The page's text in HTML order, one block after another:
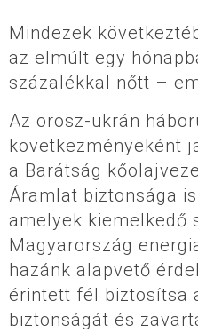
Mindezek
az elmúlt egy
százalékkal nőtt –
Az orosz-ukrán
következményeként
a Barátság
Áramlat biztonsága
amelyek kiemelkedő
Magyarország
hazánk alapvető
érintett fél biztosítsa
biztonságát és